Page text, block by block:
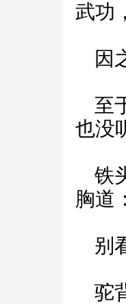
武功
因
至
也没
铁
胸道
别
驼